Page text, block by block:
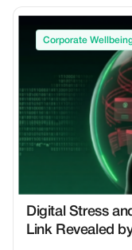
Corporate
Digital Stress
Link Revealed